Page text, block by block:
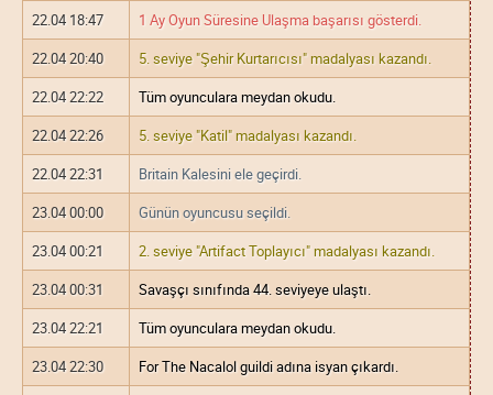
22.04 18:47
1 Ay Oyun Süresine Ulaşma başarısı gösterdi.
22.04 20:40
5. seviye "Şehir Kurtarıcısı" madalyası kazandı.
22.04 22:22
Tüm oyunculara meydan okudu.
22.04 22:26
5. seviye "Katil" madalyası kazandı.
22.04 22:31
Britain Kalesini ele geçirdi.
23.04 00:00
Günün oyuncusu seçildi.
23.04 00:21
2. seviye "Artifact Toplayıcı" madalyası kazandı.
23.04 00:31
Savaşçı sınıfında 44. seviyeye ulaştı.
23.04 22:21
Tüm oyunculara meydan okudu.
23.04 22:30
For The Nacalol guildi adına isyan çıkardı.